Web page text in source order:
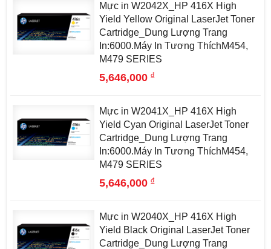
Mực in W2042X_HP 416X High
Yield Yellow Original LaserJet Toner
Cartridge_Dung Lượng Trang
In:6000.Máy In Tương ThíchM454,
M479 SERIES
5,646,000đ
Mực in W2041X_HP 416X High
Yield Cyan Original LaserJet Toner
Cartridge_Dung Lượng Trang
In:6000.Máy In Tương ThíchM454,
M479 SERIES
5,646,000đ
Mực in W2040X_HP 416X High
Yield Black Original LaserJet Toner
Cartridge_Dung Lượng Trang